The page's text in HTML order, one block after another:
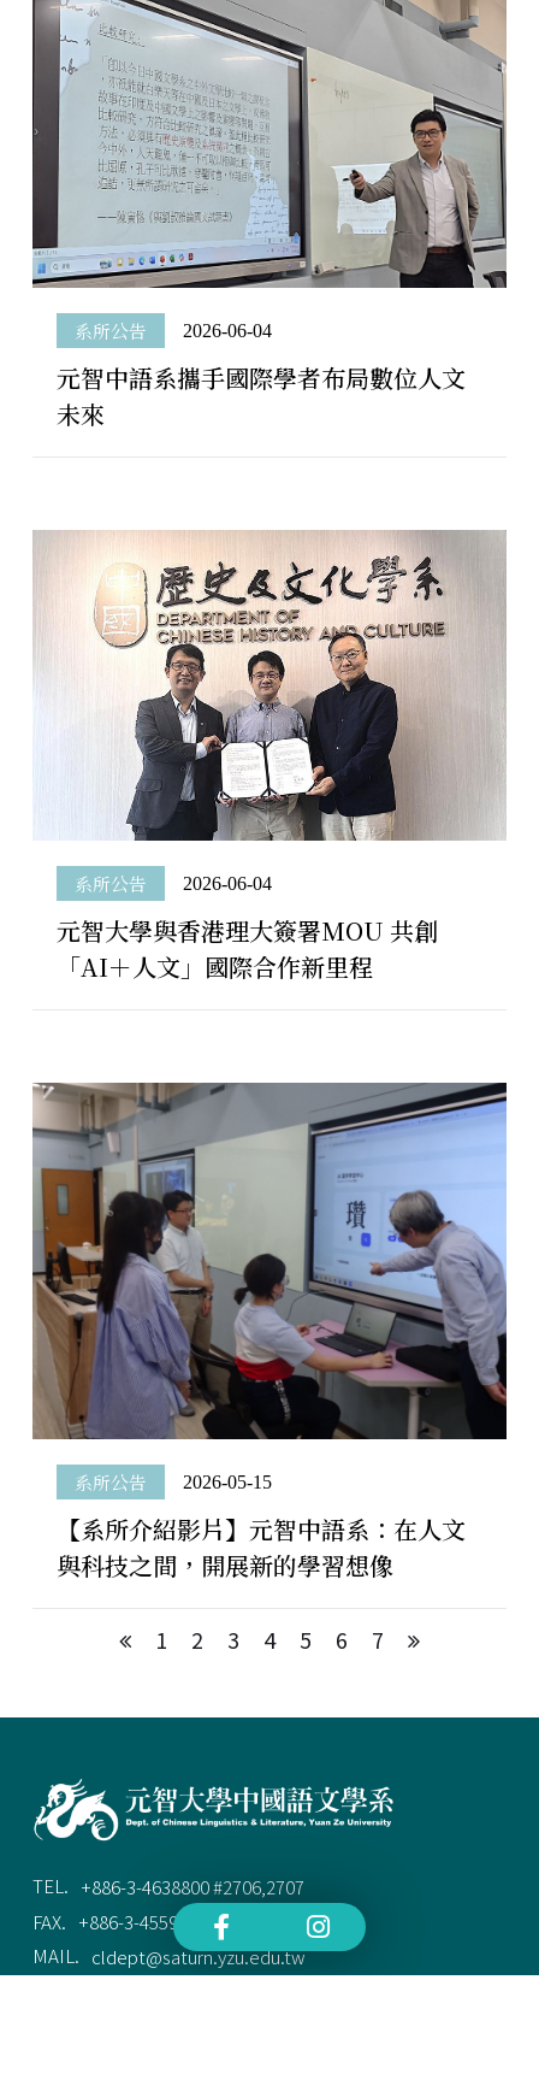
系所公告 2026-06-04
元智中語系攜手國際學者布局數位人文
未來
系所公告 2026-06-04
元智大學與香港理大簽署MOU 共創
「AI＋人文」國際合作新里程
系所公告 2026-05-15
【系所介紹影片】元智中語系：在人文
與科技之間，開展新的學習想像
1 2 3 4 5 6 7
TEL. +886-3-4638800 #2706,2707
FAX. +886-3-4559142
MAIL. cldept@saturn.yzu.edu.tw